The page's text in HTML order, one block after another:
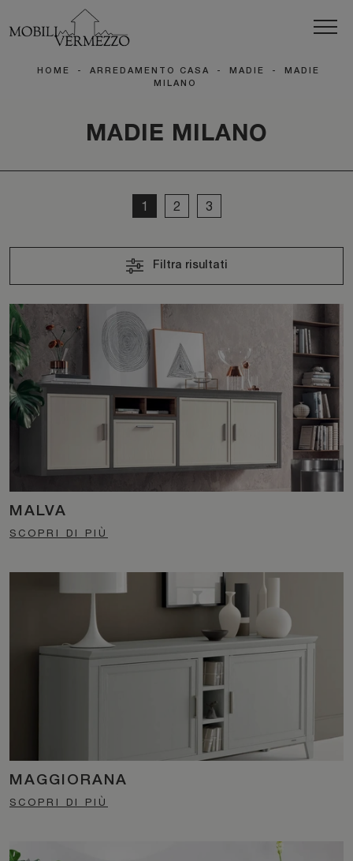
HOME - ARREDAMENTO CASA - MADIE -
MADIE
MILANO
MADIE MILANO
1 2 3
Filtra risultati
MALVA
SCOPRI DI PIÙ
MAGGIORANA
SCOPRI DI PIÙ